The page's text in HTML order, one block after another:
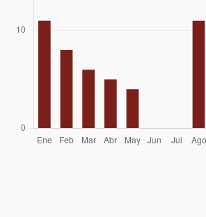
15/12/19
05/01/19
Felipe Parada